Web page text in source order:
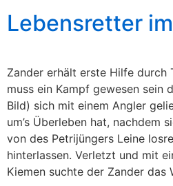
Lebensretter
Zander erhält erste Hilfe durch
muss ein Kampf gewesen sein
Bild) sich mit einem Angler
um’s Überleben hat, nachdem
von des Petrijüngers Leine
hinterlassen. Verletzt und mit
Kiemen suchte der Zander das